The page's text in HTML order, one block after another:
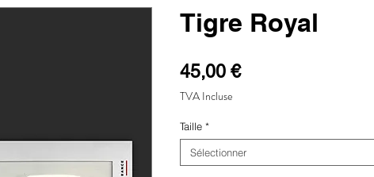
Tigre Royal
45,00 €Prix
TVA Incluse
Taille *
Sélectionner